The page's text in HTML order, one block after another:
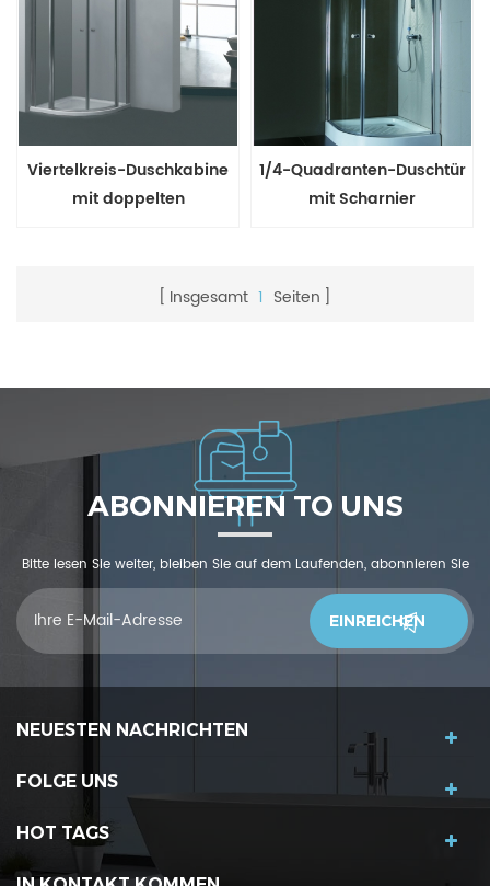
Viertelkreis-Duschkabine
mit doppelten
1/4-Quadranten-Duschtür
mit Scharnier
Insgesamt 1 Seiten
ABONNIEREN TO UNS
Bitte lesen Sie weiter, bleiben Sie auf dem Laufenden, abonnieren Sie
und wir begrüßen Sie, uns was zu sagendu denkst
NEUESTEN NACHRICHTEN
FOLGE UNS
HOT TAGS